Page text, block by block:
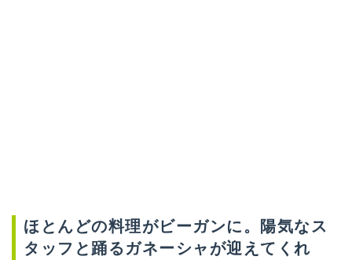
ほとんどの料理がビーガンに。陽気なス
タッフと踊るガネーシャが迎えてくれ